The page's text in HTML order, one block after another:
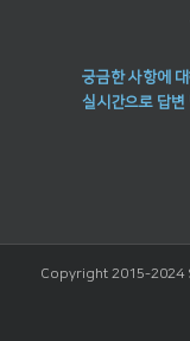
궁금한 사항에
실시간으로 답변
Copyright 2015-2024